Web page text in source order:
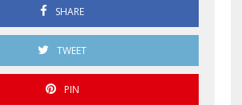
SHARE
TWEET
PIN